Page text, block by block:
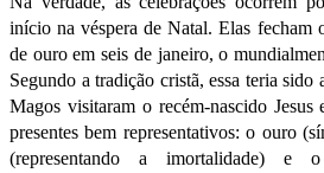
início na véspera de Natal. Elas fecham
de ouro em seis de janeiro, o
Segundo a tradição cristã, essa teria sido
Magos visitaram o recém-nascido
presentes bem representativos: o ouro
(representando a imortalidade) e